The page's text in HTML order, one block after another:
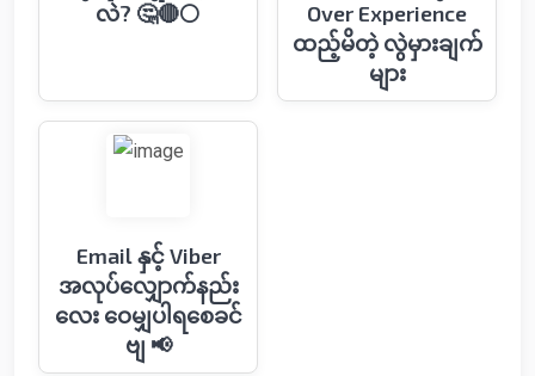
လဲ? 🤔🔴⚪️
Over Experience
ထည့်မိတဲ့ လွဲမှားချက်
များ
Email နှင့် Viber
အလုပ်လျှောက်နည်း
လေး ဝေမျှပါရစေခင်
ဗျ 📢